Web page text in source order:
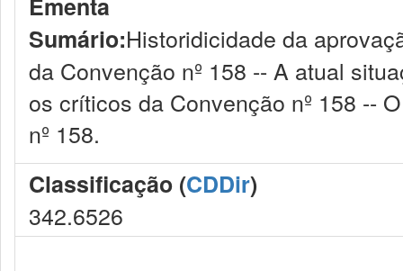
Sumário:Historidicidade da
da Convenção nº 158 -- A atual
os críticos da Convenção nº 158 --
nº 158.
Classificação (CDDir)
342.6526